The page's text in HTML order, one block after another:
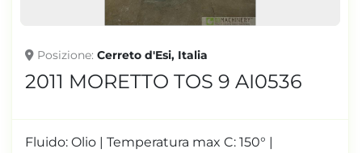
Posizione Cerreto d'Esi, Italia
2011 MORETTO TOS 9 AI0536
Fluido: Olio | Temperatura max C: 150° |